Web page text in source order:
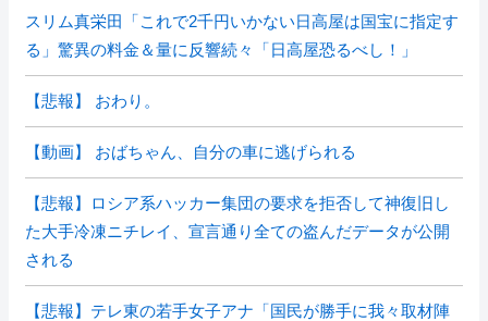
スリム真栄田「これで2千円いかない日高屋は国宝に指定す
る」驚異の料金＆量に反響続々「日高屋恐るべし！」
【悲報】 おわり。
【動画】 おばちゃん、自分の車に逃げられる
【悲報】ロシア系ハッカー集団の要求を拒否して神復旧し
た大手冷凍ニチレイ、宣言通り全ての盗んだデータが公開
される
【悲報】テレ東の若手女子アナ「国民が勝手に我々取材陣